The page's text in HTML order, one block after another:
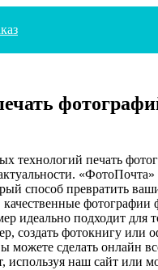
технологий печать
«ФотоПочта»
способ превратить
фотографии
идеально подходит для
создать фотокнигу или
можете сделать онлайн
используя наш сайт или